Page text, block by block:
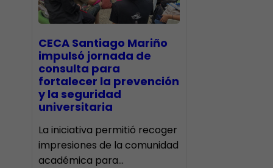
CECA Santiago Mariño
impulsó jornada de
consulta para
fortalecer la prevención
y la seguridad
universitaria
La iniciativa permitió recoger
impresiones de la comunidad
académica para…